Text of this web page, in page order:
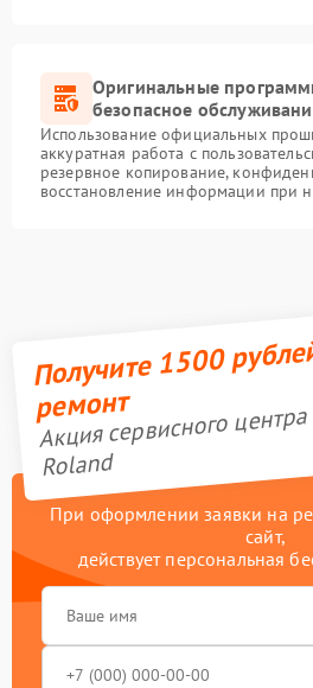
Оригинальные
безопасное
Использование официальных
аккуратная работа с
резервное копирование,
восстановление информации при
Получите 1500
ремонт
Акция сервисного центра
Roland
При оформлении заявки на
сайт,
действует персональная